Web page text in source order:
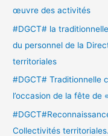
r
:
œuvre des activités
#DGCT# la
du personnel de la
territoriales
#DGCT# Traditionnelle
l’occasion de la fête de
Collectivités territoriales.